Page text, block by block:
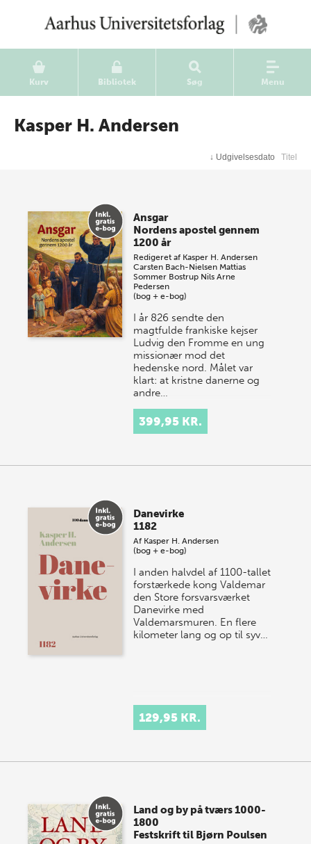
Kurv Bibliotek Søg Menu
Kasper H. Andersen
↓ Udgivelsesdato Titel
Ansgar
Nordens apostel gennem
1200 år
Redigeret af Kasper H. Andersen
Carsten Bach-Nielsen Mattias
Sommer Bostrup Nils Arne
Pedersen
(bog + e-bog)
I år 826 sendte den
magtfulde frankiske kejser
Ludvig den Fromme en ung
missionær mod det
hedenske nord. Målet var
klart: at kristne danerne og
andre…
399,95 KR.
Danevirke
1182
Af Kasper H. Andersen
(bog + e-bog)
I anden halvdel af 1100-tallet
forstærkede kong Valdemar
den Store forsvarsværket
Danevirke med
Valdemarsmuren. En flere
kilometer lang og op til syv…
129,95 KR.
Land og by på tværs 1000-
1800
Festskrift til Bjørn Poulsen